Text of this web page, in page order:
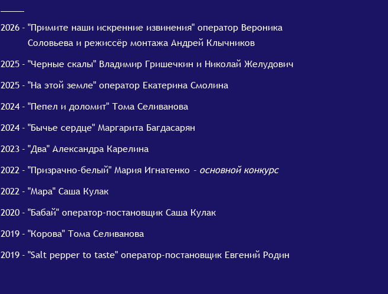
2026
"Примите наши искренние извинения" оператор Вероника
Соловьева и режиссёр монтажа Андрей Клычников
2025
"Черные скалы" Владимир Гришечкин и Николай Желудович
2025
"На этой земле" оператор Екатерина Смолина
2024
"Пепел и доломит" Тома Селиванова
2024
"Бычье сердце" Маргарита Багдасарян
2023
"Два" Александра Карелина
2022
"Призрачно-белый" Мария Игнатенко – основной конкурс
2022
"Мара" Саша Кулак
2020
"Бабай" оператор-постановщик Саша Кулак
2019
"Корова" Тома Селиванова
2019
"Salt pepper to taste" оператор-постановщик Евгений Родин